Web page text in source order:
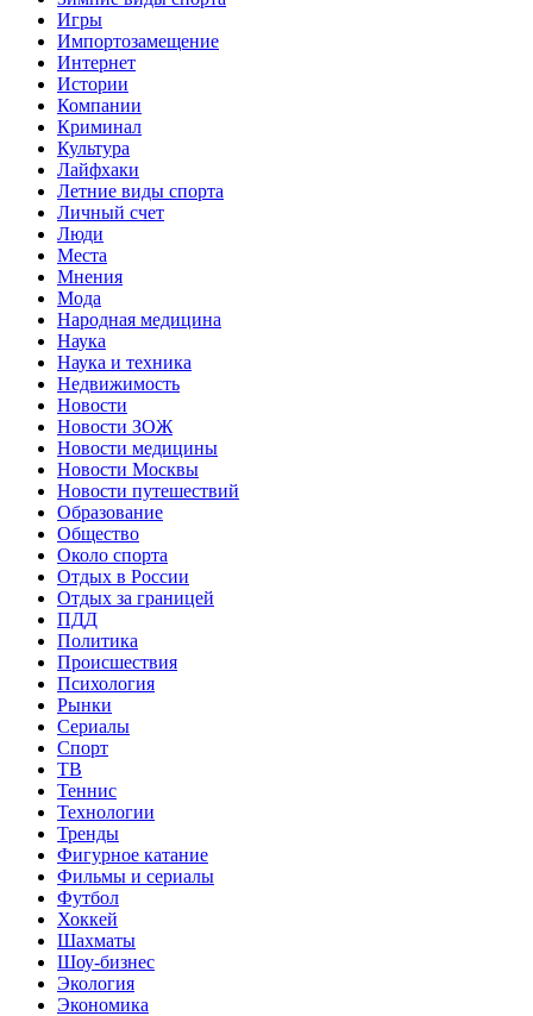
Игры
Импортозамещение
Интернет
Истории
Компании
Криминал
Культура
Лайфхаки
Летние виды спорта
Личный счет
Люди
Места
Мнения
Мода
Народная медицина
Наука
Наука и техника
Недвижимость
Новости
Новости ЗОЖ
Новости медицины
Новости Москвы
Новости путешествий
Образование
Общество
Около спорта
Отдых в России
Отдых за границей
ПДД
Политика
Происшествия
Психология
Рынки
Сериалы
Спорт
ТВ
Теннис
Технологии
Тренды
Фигурное катание
Фильмы и сериалы
Футбол
Хоккей
Шахматы
Шоу-бизнес
Экология
Экономика